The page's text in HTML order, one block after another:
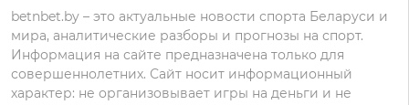
Бонусы Винлайн
betnbet.by – это актуальные новости спорта Беларуси и
мира, аналитические разборы и прогнозы на спорт.
Информация на сайте предназначена только для
совершеннолетних. Сайт носит информационный
характер: не организовывает игры на деньги и не